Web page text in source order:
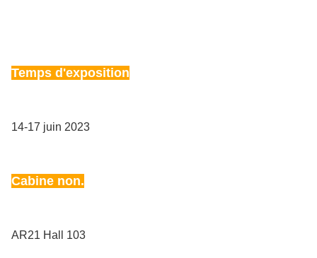
Temps d'exposition
14-17 juin 2023
Cabine non.
AR21 Hall 103